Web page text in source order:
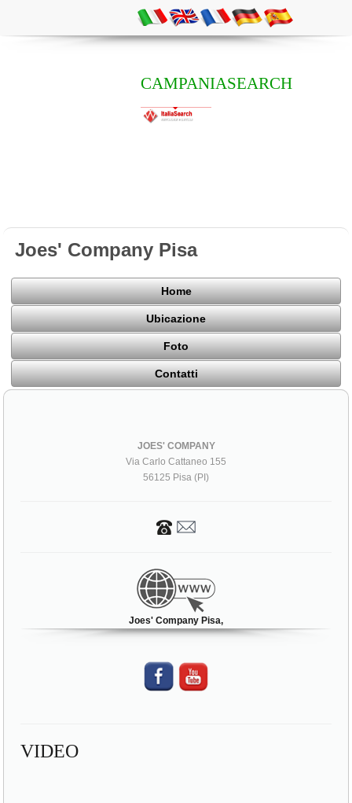
CAMPANIASEARCH
Joes' Company Pisa
Home
Ubicazione
Foto
Contatti
JOES' COMPANY
Via Carlo Cattaneo 155
56125 Pisa (PI)
Joes' Company Pisa,
VIDEO